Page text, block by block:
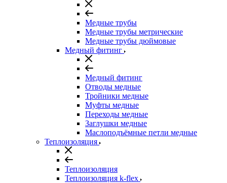
Медные трубы
Медные трубы метрические
Медные трубы дюймовые
Медный фитинг
Медный фитинг
Отводы медные
Тройники медные
Муфты медные
Переходы медные
Заглушки медные
Маслоподъёмные петли медные
Теплоизоляция
Теплоизоляция
Теплоизоляция k-flex